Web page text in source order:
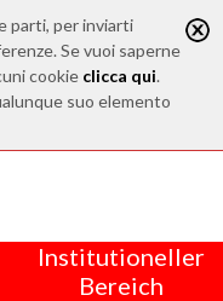
parti, per inviarti
Se vuoi saperne
cookie clicca qui.
suo elemento
Institutioneller
Bereich